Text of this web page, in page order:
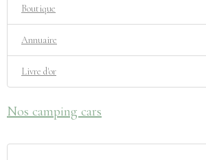
Boutique
Annuaire
Livre d'or
Nos camping cars